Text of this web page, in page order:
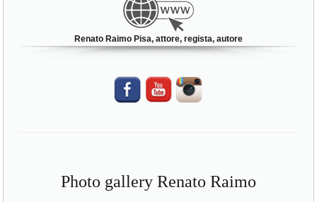
Renato Raimo Pisa, attore, regista, autore
Photo gallery Renato Raimo